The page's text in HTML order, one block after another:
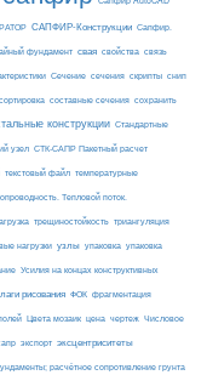
САПФИР-Конструкции Сапфир.
фундамент свая свойства связь
Сечение сечения скрипты снип
сортировка составные сечения сохранить
конструкции Стандартные
узел СТК-САПР Пакетный расчет
текстовый файл температурные
Тепловой поток.
трещиностойкость триангуляция
нагрузки узлы упаковка упаковка
Усилия на концах конструктивных
рисования ФОК фрагментация
Цвета мозаик цена чертеж Числовое
экспорт эксцентриситеты
расчётное сопротивление грунта